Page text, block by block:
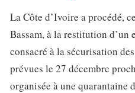
La Côte d’Ivoire a procédé,
Bassam, à la restitution d’un
consacré à la sécurisation
prévues le 27 décembre
organisée à une quarantaine